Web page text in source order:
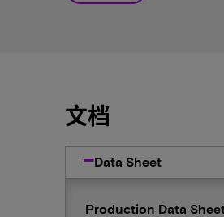
文档
Data Sheet
Production Data